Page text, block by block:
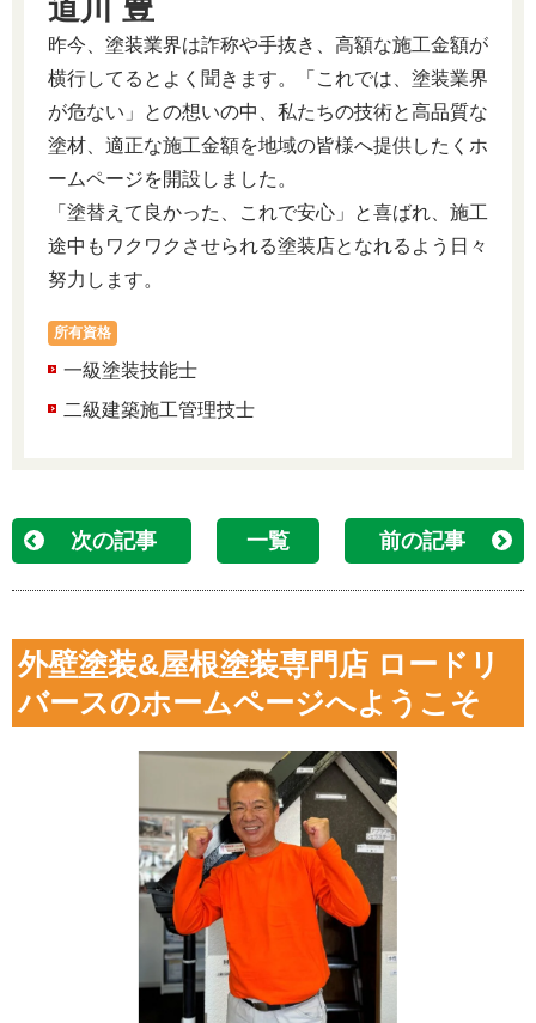
道川 豊
昨今、塗装業界は詐称や手抜き、高額な施工金額が
横行してるとよく聞きます。「これでは、塗装業界
が危ない」との想いの中、私たちの技術と高品質な
塗材、適正な施工金額を地域の皆様へ提供したくホ
ームページを開設しました。
「塗替えて良かった、これで安心」と喜ばれ、施工
途中もワクワクさせられる塗装店となれるよう日々
努力します。
所有資格
一級塗装技能士
二級建築施工管理技士
次の記事 一覧 前の記事
外壁塗装&屋根塗装専門店 ロードリ
バースのホームページへようこそ